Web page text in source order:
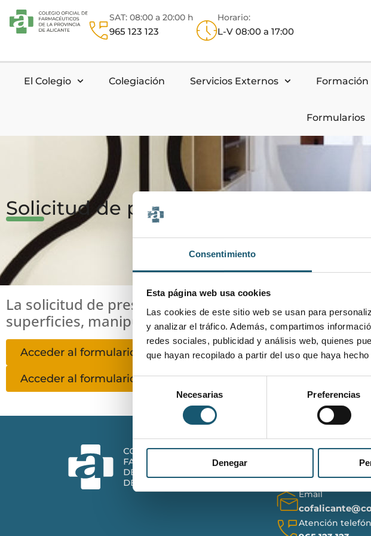
Consentimiento
Esta página web usa cookies
Las cookies de este sitio web se usan para
y analizar el tráfico. Además, compartimos
redes sociales, publicidad y análisis web, quienes
que hayan recopilado a partir del uso que haya
Selección
consentimiento
Necesarias Preferencias
Denegar
SAT: 08:00 a 20:00 h
965 123 123
Horario:
L-V 08:00 a 17:00
El Colegio Colegiación Servicios Externos Formación
Formularios
Solicitud de presupuesto
La solicitud de presupuestos deberá realizarse a
superficies, manipuladores y calibraciones y el
Acceder al formulario 41
Acceder al formulario 42
Contacto
Email
Atención